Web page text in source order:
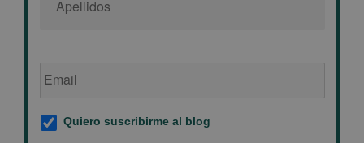
de
Suscripción
al
Quiero suscribirme al blog